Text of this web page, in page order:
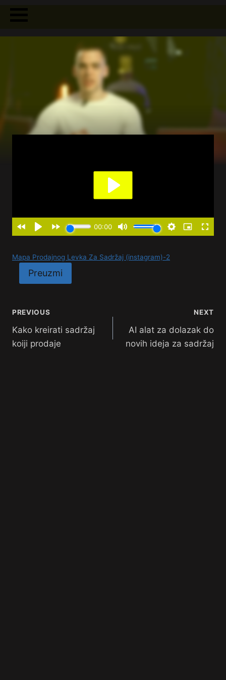
Mapa Prodajnog Levka Za Sadržaj (instagram)-2
Preuzmi
PREVIOUS
Kako kreirati sadržaj
koiji prodaje
NEXT
AI alat za dolazak do
novih ideja za sadržaj